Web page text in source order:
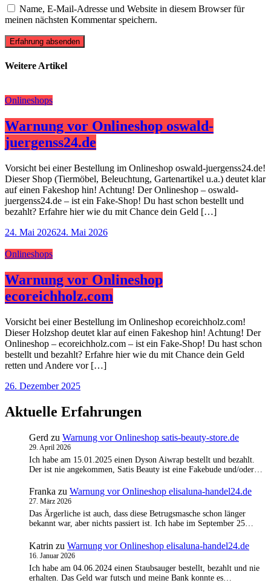
Name, E-Mail-Adresse und Website in diesem Browser für
meinen nächsten Kommentar speichern.
Erfahrung absenden
Weitere Artikel
Onlineshops
Warnung vor Onlineshop oswald-
juergenss24.de
Vorsicht bei einer Bestellung im Onlineshop oswald-juergenss24.de!
Dieser Shop (Tiermöbel, Beleuchtung, Gartenartikel u.a.) deutet klar
auf einen Fakeshop hin! Achtung! Der Onlineshop – oswald-
juergenss24.de – ist ein Fake-Shop! Du hast schon bestellt und
bezahlt? Erfahre hier wie du mit Chance dein Geld […]
24. Mai 202624. Mai 2026
Onlineshops
Warnung vor Onlineshop
ecoreichholz.com
Vorsicht bei einer Bestellung im Onlineshop ecoreichholz.com!
Dieser Holzshop deutet klar auf einen Fakeshop hin! Achtung! Der
Onlineshop – ecoreichholz.com – ist ein Fake-Shop! Du hast schon
bestellt und bezahlt? Erfahre hier wie du mit Chance dein Geld
retten und Andere vor […]
26. Dezember 2025
Aktuelle Erfahrungen
Gerd zu Warnung vor Onlineshop satis-beauty-store.de
29. April 2026
Ich habe am 15.01.2025 einen Dyson Aiwrap bestellt und bezahlt.
Der ist nie angekommen, Satis Beauty ist eine Fakebude und/oder…
Franka zu Warnung vor Onlineshop elisaluna-handel24.de
27. März 2026
Das Ärgerliche ist auch, dass diese Betrugsmasche schon länger
bekannt war, aber nichts passiert ist. Ich habe im September 25…
Katrin zu Warnung vor Onlineshop elisaluna-handel24.de
16. Januar 2026
Ich habe am 04.06.2024 einen Staubsauger bestellt, bezahlt und nie
erhalten. Das Geld war futsch und meine Bank konnte es…